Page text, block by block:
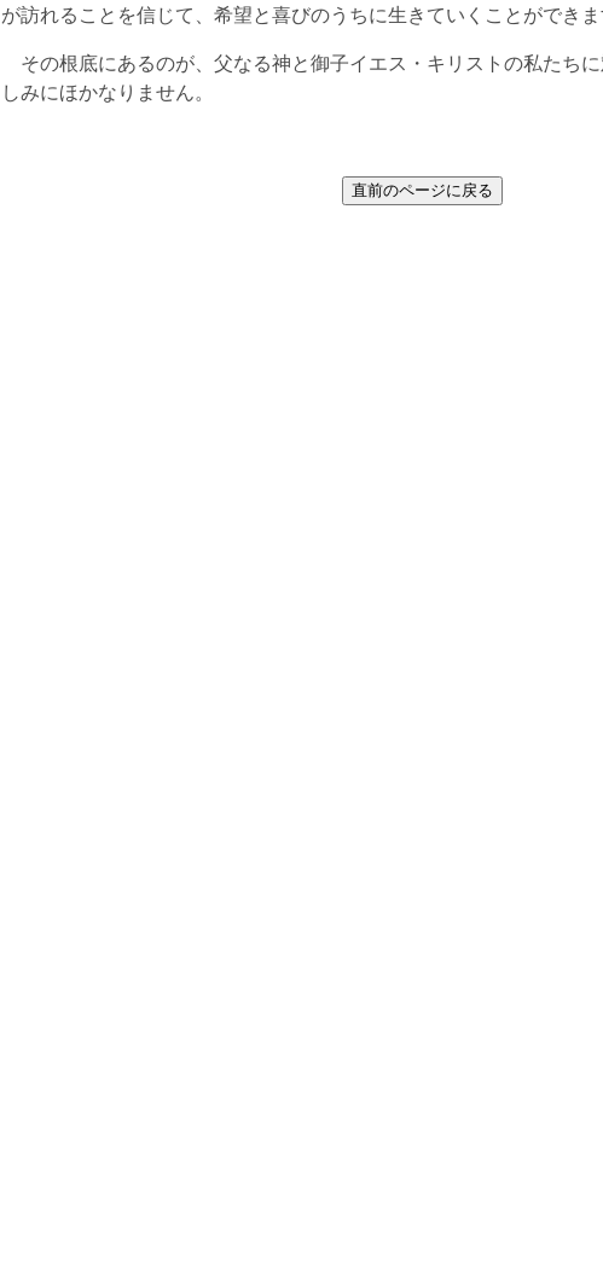
が訪れることを信じて、希望と喜びのうちに生きていくことができま
その根底にあるのが、父なる神と御子イエス・キリストの私たちに
しみにほかなりません。